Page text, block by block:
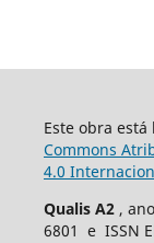
Este obra
Commons
4.0
Qualis A2 ,
6801 e ISSN